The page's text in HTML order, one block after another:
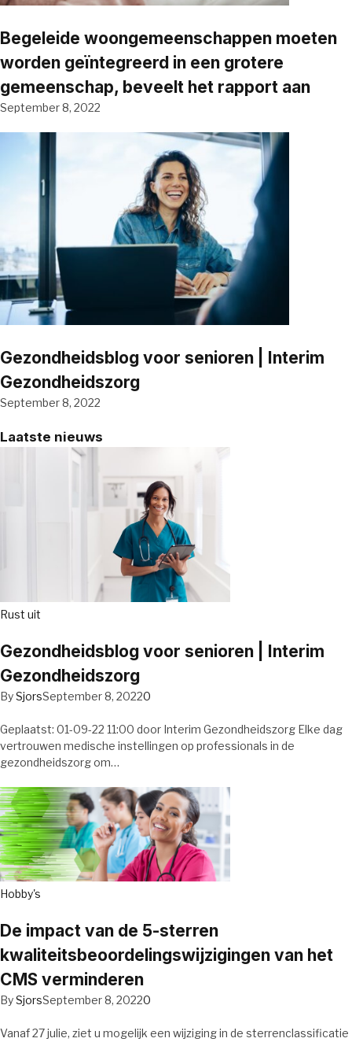
Begeleide woongemeenschappen moeten
worden geïntegreerd in een grotere
gemeenschap, beveelt het rapport aan
September 8, 2022
Gezondheidsblog voor senioren | Interim
Gezondheidszorg
September 8, 2022
Laatste nieuws
Rust uit
Gezondheidsblog voor senioren | Interim
Gezondheidszorg
BySjorsSeptember 8, 20220
Geplaatst: 01-09-22 11:00 door Interim Gezondheidszorg Elke dag
vertrouwen medische instellingen op professionals in de
gezondheidszorg om…
Hobby's
De impact van de 5-sterren
kwaliteitsbeoordelingswijzigingen van het
CMS verminderen
BySjorsSeptember 8, 20220
Vanaf 27 julie, ziet u mogelijk een wijziging in de sterrenclassificatie